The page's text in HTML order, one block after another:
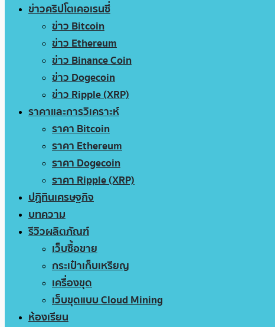
ข่าวคริปโตเคอเรนซี่
ข่าว Bitcoin
ข่าว Ethereum
ข่าว Binance Coin
ข่าว Dogecoin
ข่าว Ripple (XRP)
ราคาและการวิเคราะห์
ราคา Bitcoin
ราคา Ethereum
ราคา Dogecoin
ราคา Ripple (XRP)
ปฏิทินเศรษฐกิจ
บทความ
รีวิวผลิตภัณฑ์
เว็บซื้อขาย
กระเป๋าเก็บเหรียญ
เครื่องขุด
เว็บขุดแบบ Cloud Mining
ห้องเรียน